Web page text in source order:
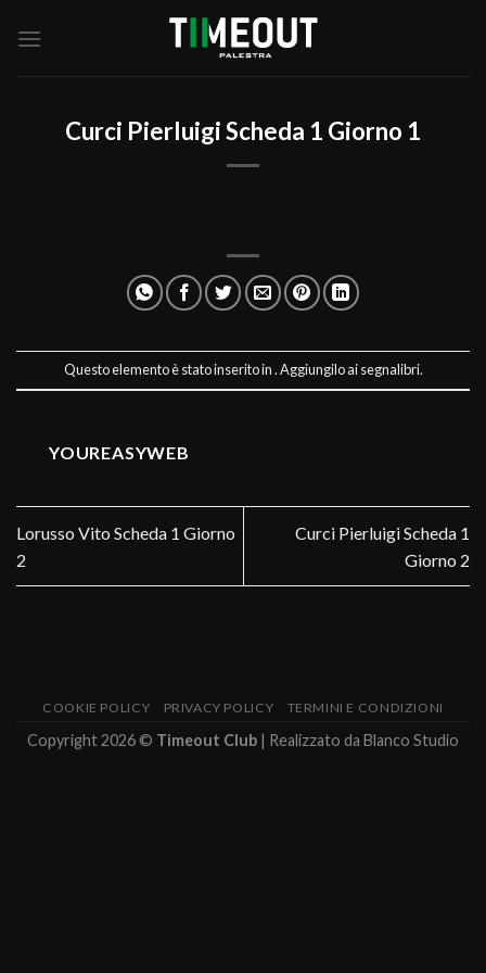
Curci Pierluigi Scheda 1 Giorno 1
Questo elemento è stato inserito in . Aggiungilo aisegnalibri.
YOUREASYWEB
Lorusso Vito Scheda 1 Giorno
2
Curci Pierluigi Scheda 1
Giorno 2
COOKIE POLICY PRIVACY POLICY TERMINI E CONDIZIONI
Copyright 2026 © Timeout Club | Realizzato da Blanco Studio